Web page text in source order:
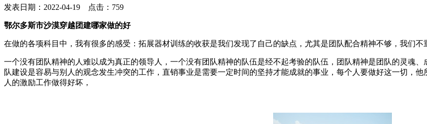
发表日期：2022-04-19 点击：759
鄂尔多斯市沙漠穿越团建哪家做的好
在做的各项科目中，我有很多的感受：拓展器材训练的收获是我们发现了自己的缺点，尤其是团队配合精神不够，我们
一个没有团队精神的人难以成为真正的领导人，一个没有团队精神的队伍是经不起考验的队伍，团队精神是团队的灵魂
队建设是容易与别人的观念发生冲突的工作，直销事业是需要一定时间的坚持才能成就的事业，每个人要做好这一切，
人的激励工作做得好坏，